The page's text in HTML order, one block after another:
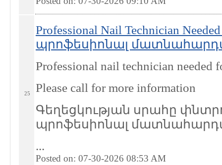
25
Professional Nail Technician
պրոֆեսիոնալ մատնահարդար
Professional nail technician needed
Please call for more information
Գեղեցկության սրահը
պրոֆեսիոնալ
...
Posted on: 07-30-2026 08:53 AM